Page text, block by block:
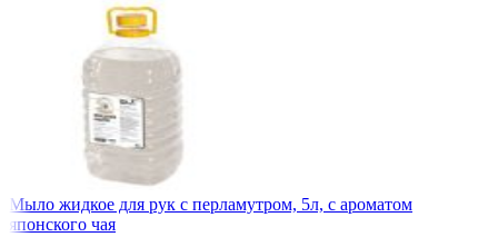
Мыло жидкое для рук с перламутром, 5л, с ароматом
японского чая